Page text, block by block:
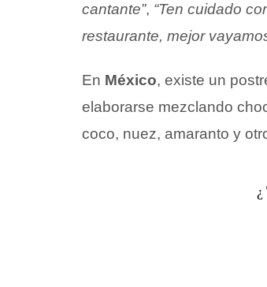
cantante”, “Ten cuidado
restaurante, mejor
En México, existe un
elaborarse mezclando
coco, nuez, amaranto y
¿